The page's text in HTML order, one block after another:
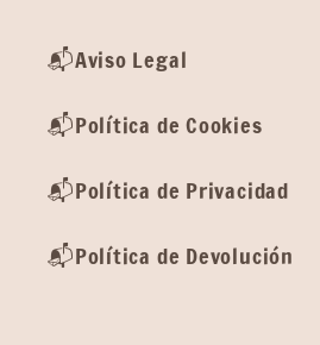
📬Aviso Legal
📬Política de Cookies
📬Política de Privacidad
📬Política de Devolución